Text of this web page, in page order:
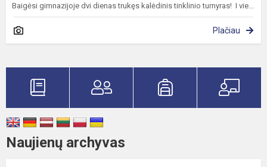
Baigėsi gimnazijoje dvi dienas trukęs kalėdinis tinklinio turnyras! I vie...
Plačiau
Naujienų archyvas